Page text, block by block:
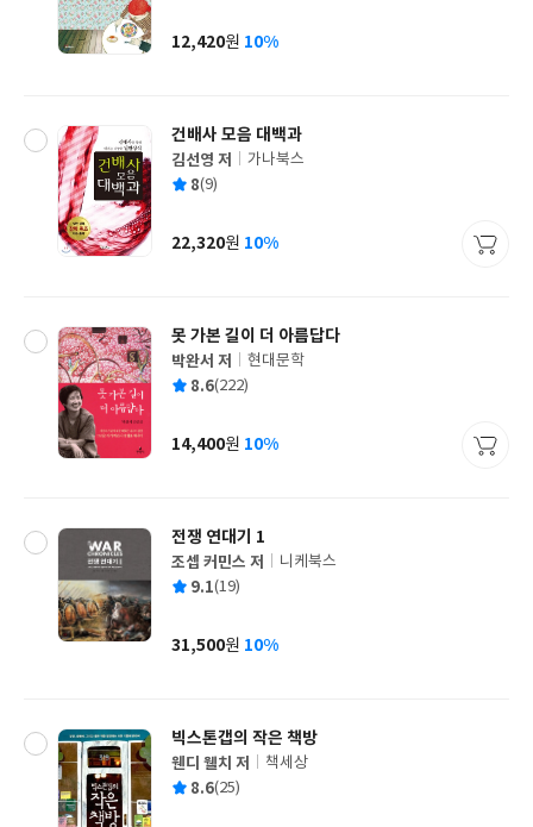
사
가
12,420원 10%
건배사 모음 대백과
글
쓴
김선영 저
출
사
가나북스
평 8(9)
가
22,320원 10%
못 가본 길이 더 아름답다
글
쓴
박완서 저
출
사
현대문학
평 8.6(222)
가
14,400원 10%
전쟁 연대기 1
글
쓴
조셉 커민스 저
출
사
니케북스
평 9.1(19)
가
31,500원 10%
빅스톤갭의 작은 책방
글
쓴
웬디 웰치 저
출
책세상
평 8.6(25)